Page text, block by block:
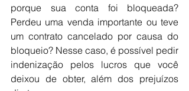
porque sua conta foi bloqueada?
Perdeu uma venda importante ou teve
um contrato cancelado por causa do
bloqueio? Nesse caso, é possível pedir
indenização pelos lucros que você
deixou de obter, além dos prejuízos